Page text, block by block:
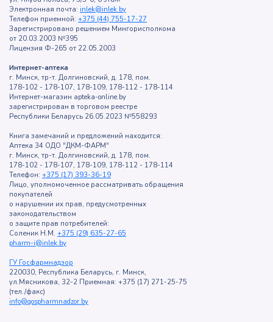
Электронная почта: inlek@inlek.by
Телефон приемной: +375 (44) 755-17-27
Зарегистрировано решением Мингорисполкома
от 20.03.2003 №395
Лицензия Ф-265 от 22.05.2003
Интернет-аптека
г. Минск, тр-т. Долгиновский, д. 178, пом.
178-102 - 178-107, 178-109, 178-112 - 178-114
Интернет-магазин apteka-online.by
зарегистрирован в торговом реестре
Республики Беларусь 26.05.2023 №558293
Книга замечаний и предложений находится:
Аптека 34 ОДО "ДКМ-ФАРМ"
г. Минск, тр-т. Долгиновский, д. 178, пом.
178-102 - 178-107, 178-109, 178-112 - 178-114
Телефон: +375 (17) 393-36-19
Лицо, уполномоченное рассматривать обращения
покупателей
о нарушении их прав, предусмотренных
законодательством
о защите прав потребителей:
Соленик Н.М. +375 (29) 635-27-65
pharm-i@inlek.by
ГУ Госфармнадзор
220030, Республика Беларусь, г. Минск,
ул.Мясникова, 32-2 Приемная: +375 (17) 271-25-75
(тел./факс)
info@gospharmnadzor.by